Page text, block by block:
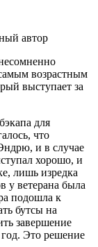
автор
возрастным
выступает за
для
что
и в случае
хорошо, и
лишь изредка
у ветерана была
подошла к
бутсы на
завершение
Это решение